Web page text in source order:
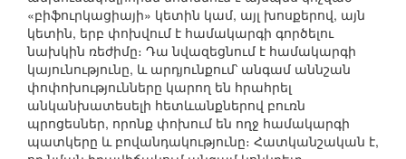
«բիֆուրկացիայի» կետին կամ, այլ խոսքերով, այն
կետին, երբ փոխվում է համակարգի գործելու
նախկին ռեժիմը։ Դա նվազեցնում է համակարգի
կայունությունը, և արդյունքում՝ անգամ աննշան
փոփոխությունները կարող են հրահրել
անկանխատեսելի հետևանքներով բուռն
պրոցեսներ, որոնք փոխում են ողջ համակարգի
պատկերը և բովանդակությունը։ Հատկանշական է,